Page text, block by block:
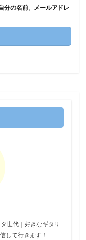
分の名前、メールアドレ
世代｜好きなギタリ
して行きます！